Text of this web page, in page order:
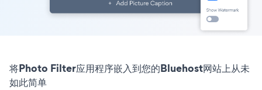
将Photo Filter应用程序嵌入到您的Bluehost网站上从未
如此简单